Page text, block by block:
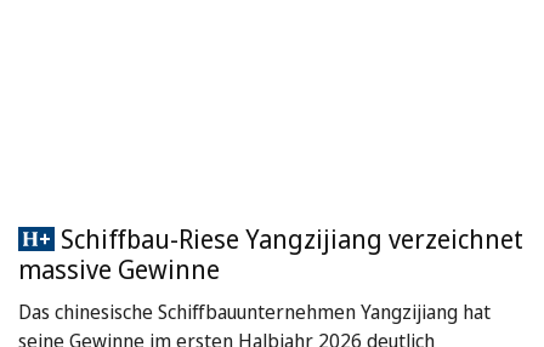
Schiffbau-Riese Yangzijiang verzeichnet
massive Gewinne
Das chinesische Schiffbauunternehmen Yangzijiang hat
seine Gewinne im ersten Halbjahr 2026 deutlich